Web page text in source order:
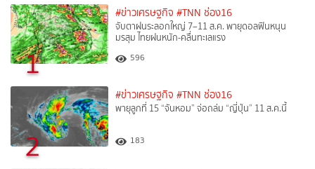
1
#ข่าวเศรษฐกิจ #TNN ช่อง16
จับตาฝนระลอกใหญ่ 7–11 ส.ค. พายุดอลฟินหนุน
มรสุม ไทยฝนหนัก-คลื่นทะเลแรง
596
2
#ข่าวเศรษฐกิจ #TNN ช่อง16
พายุลูกที่ 15 “จันหอม” จ่อถล่ม “ญี่ปุ่น” 11 ส.ค.นี้
183